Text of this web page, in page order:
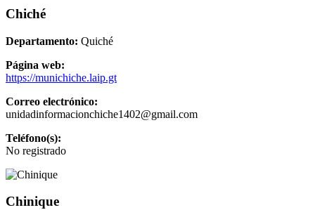
Chiché
Departamento: Quiché
Página web:
https://munichiche.laip.gt
Correo electrónico:
unidadinformacionchiche1402@gmail.com
Teléfono(s):
No registrado
Chinique